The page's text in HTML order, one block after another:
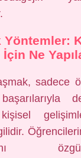
Ne
sadece